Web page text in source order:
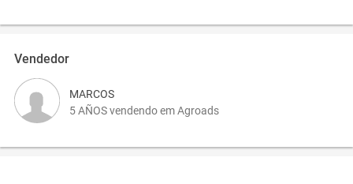
Vendedor
MARCOS
5 AÑOS vendendo em Agroads